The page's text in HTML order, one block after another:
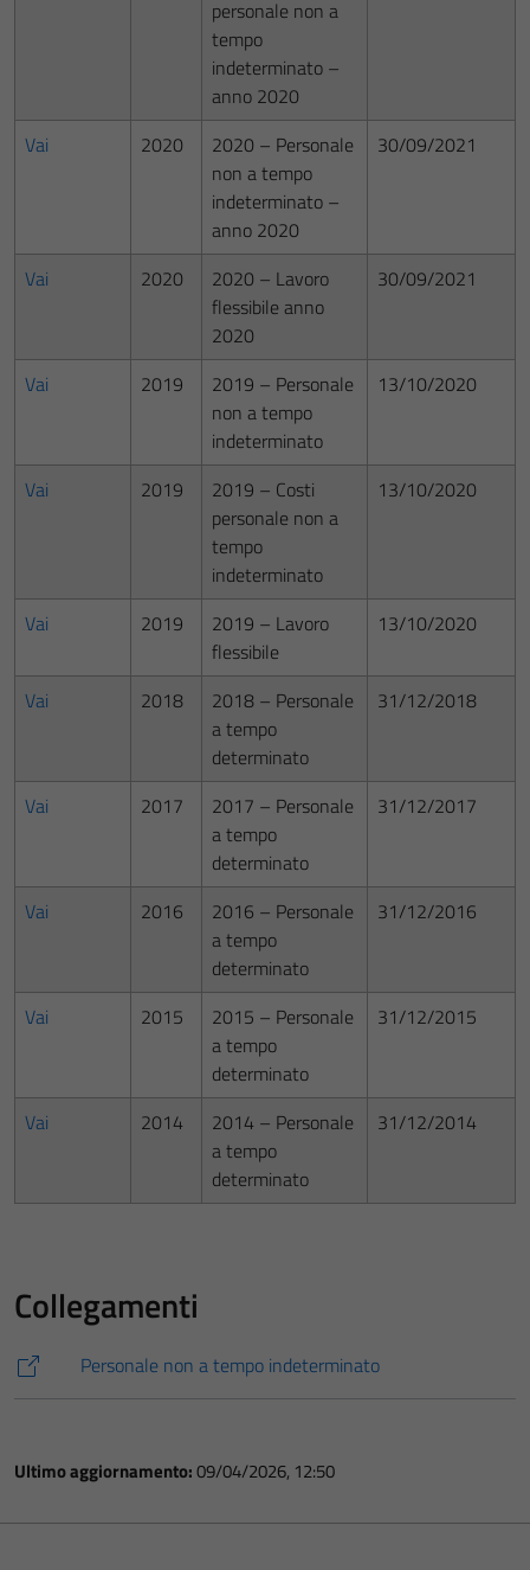
personale non a
tempo
indeterminato –
anno 2020
Vai
2020
2020 – Personale
non a tempo
indeterminato –
anno 2020
30/09/2021
Vai 2020
2020 – Lavoro
flessibile anno
2020
30/09/2021
Vai 2019
2019 – Personale
non a tempo
indeterminato
13/10/2020
Vai 2019
2019 – Costi
personale non a
tempo
indeterminato
13/10/2020
Vai 2019
2019 – Lavoro
flessibile
13/10/2020
Vai 2018
2018 – Personale
a tempo
determinato
31/12/2018
Vai 2017
2017 – Personale
a tempo
determinato
31/12/2017
Vai 2016
2016 – Personale
a tempo
determinato
31/12/2016
Vai 2015
2015 – Personale
a tempo
determinato
31/12/2015
Vai 2014
2014 – Personale
a tempo
determinato
31/12/2014
Collegamenti
Personale non a tempo indeterminato
Ultimo aggiornamento:09/04/2026, 12:50